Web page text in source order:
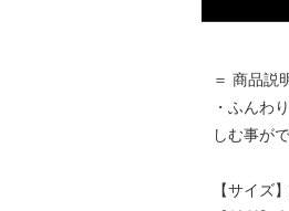
＝ 商品説
・ふんわ
しむ事が
【サイズ